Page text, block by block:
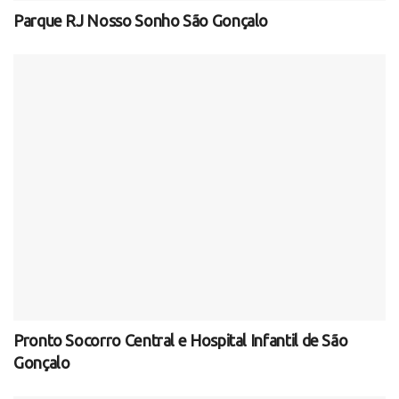
Parque RJ Nosso Sonho São Gonçalo
Pronto Socorro Central e Hospital Infantil de São
Gonçalo